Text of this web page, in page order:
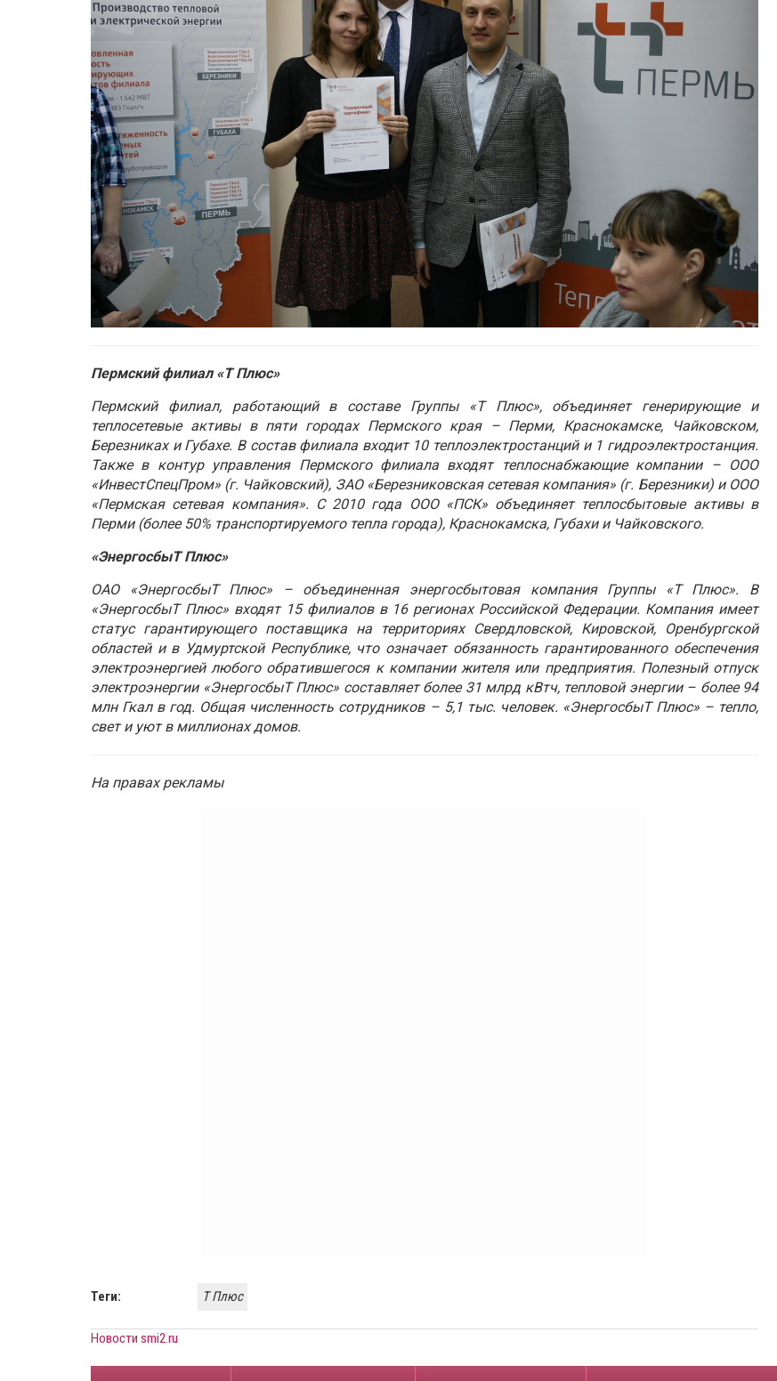
Пермский филиал «Т Плюс»
Пермский филиал, работающий в составе Группы «Т Плюс», объединяет генерирующие и
теплосетевые активы в пяти городах Пермского края – Перми, Краснокамске, Чайковском,
Березниках и Губахе. В состав филиала входит 10 теплоэлектростанций и 1 гидроэлектростанция.
Также в контур управления Пермского филиала входят теплоснабжающие компании – ООО
«ИнвестСпецПром» (г. Чайковский), ЗАО «Березниковская сетевая компания» (г. Березники) и ООО
«Пермская сетевая компания». С 2010 года ООО «ПСК» объединяет теплосбытовые активы в
Перми (более 50% транспортируемого тепла города), Краснокамска, Губахи и Чайковского.
«ЭнергосбыТ Плюс»
ОАО «ЭнергосбыТ Плюс» – объединенная энергосбытовая компания Группы «Т Плюс». В
«ЭнергосбыТ Плюс» входят 15 филиалов в 16 регионах Российской Федерации. Компания имеет
статус гарантирующего поставщика на территориях Свердловской, Кировской, Оренбургской
областей и в Удмуртской Республике, что означает обязанность гарантированного обеспечения
электроэнергией любого обратившегося к компании жителя или предприятия. Полезный отпуск
электроэнергии «ЭнергосбыТ Плюс» составляет более 31 млрд кВтч, тепловой энергии – более 94
млн Гкал в год. Общая численность сотрудников – 5,1 тыс. человек. «ЭнергосбыТ Плюс» – тепло,
свет и уют в миллионах домов.
На правах рекламы
Теги: Т Плюс
Новости smi2.ru